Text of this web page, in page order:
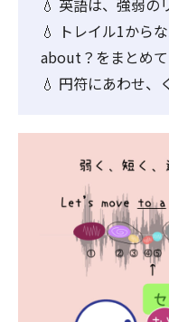
💧 英語は、強弱の
💧 トレイル1から
about？をまとめて
💧 円符にあわせ、